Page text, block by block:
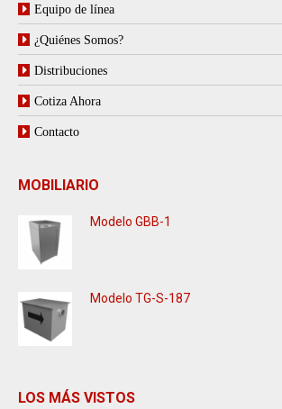
Equipo de línea
¿Quiénes Somos?
Distribuciones
Cotiza Ahora
Contacto
MOBILIARIO
Modelo GBB-1
Modelo TG-S-187
LOS MÁS VISTOS